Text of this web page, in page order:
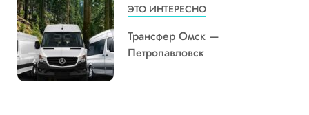
ЭТО ИНТЕРЕСНО
Трансфер Омск —
Петропавловск